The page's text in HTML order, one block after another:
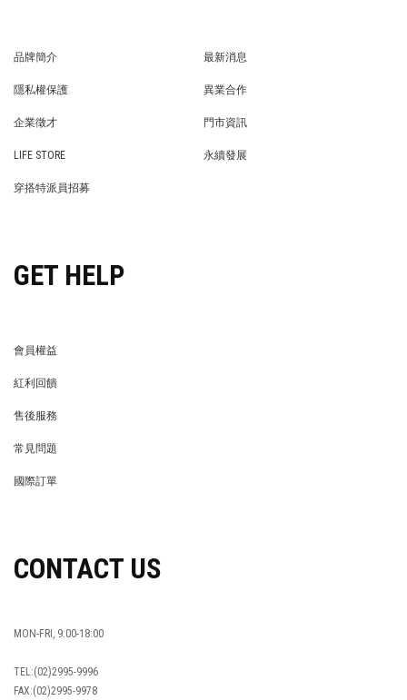
品牌簡介
最新消息
隱私權保護
異業合作
企業徵才
門市資訊
LIFE STORE
永續發展
穿搭特派員招募
GET HELP
會員權益
紅利回饋
售後服務
常見問題
國際訂單
CONTACT US
MON-FRI, 9:00-18:00
TEL:(02)2995-9996
FAX:(02)2995-9978